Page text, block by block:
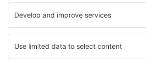
Cazare in Lacul Maggiore
Cazare in Creta Cazare in Hurghada